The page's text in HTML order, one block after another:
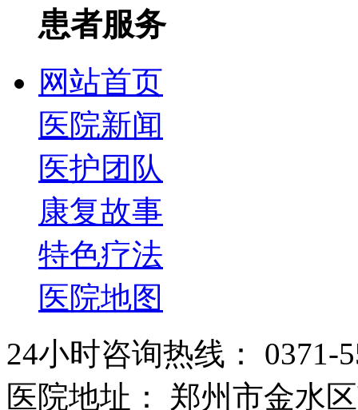
患者服务
网站首页
医院新闻
医护团队
康复故事
特色疗法
医院地图
24小时咨询热线： 0371-
医院地址： 郑州市金水